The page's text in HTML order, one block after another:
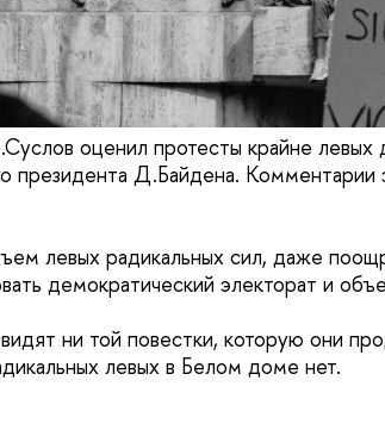
оценил протесты крайне левых
президента Д.Байдена. Комментарии
левых радикальных сил, даже
демократический электорат и
ни той повестки, которую они
левых в Белом доме нет.